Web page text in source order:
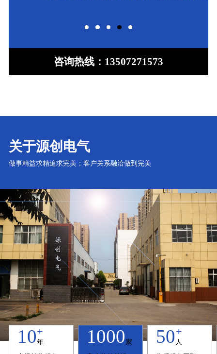
咨询热线： 13507271573
关于源创电气
做事精益求精追求完美；客户关系融洽做到完美
10+
年 1000家 50+
人